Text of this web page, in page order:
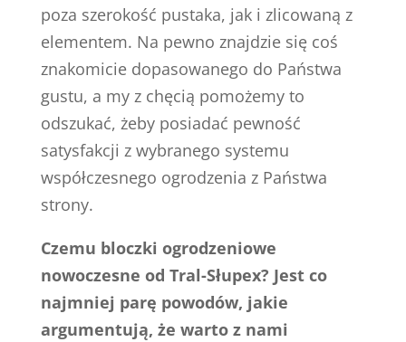
poza szerokość pustaka, jak i zlicowaną z
elementem. Na pewno znajdzie się coś
znakomicie dopasowanego do Państwa
gustu, a my z chęcią pomożemy to
odszukać, żeby posiadać pewność
satysfakcji z wybranego systemu
współczesnego ogrodzenia z Państwa
strony.
Czemu bloczki ogrodzeniowe
nowoczesne od Tral-Słupex? Jest co
najmniej parę powodów, jakie
argumentują, że warto z nami